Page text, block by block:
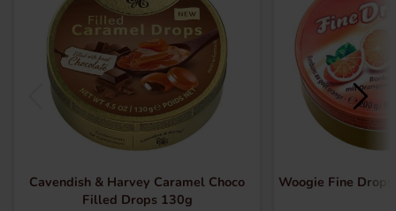
Cavendish & Harvey Caramel Choco
Filled Drops 130g
Woogie Fine